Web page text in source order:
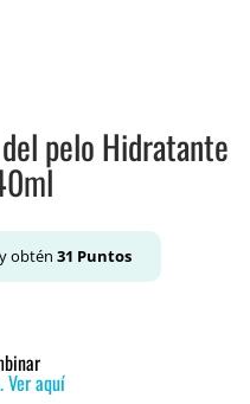
pelo Hidratante
obtén 31 Puntos
Ver aquí